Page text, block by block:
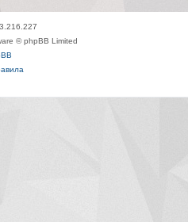
© phpBB Limited